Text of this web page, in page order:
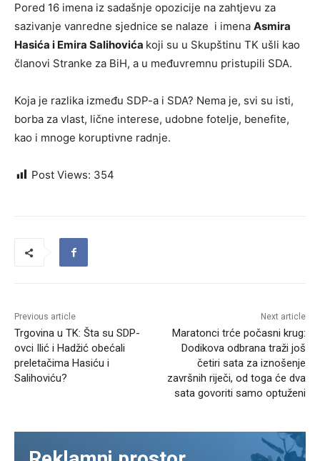
Pored 16 imena iz sadašnje opozicije na zahtjevu za
sazivanje vanredne sjednice se nalaze i imena Asmira
Hasića i Emira Salihovića koji su u Skupštinu TK ušli kao
članovi Stranke za BiH, a u međuvremnu pristupili SDA.
Koja je razlika između SDP-a i SDA? Nema je, svi su isti,
borba za vlast, lične interese, udobne fotelje, benefite,
kao i mnoge koruptivne radnje.
Post Views: 354
Previous article
Trgovina u TK: Šta su SDP-
ovci Ilić i Hadžić obećali
preletačima Hasiću i
Salihoviću?
Next article
Maratonci trće počasni krug:
Dodikova odbrana traži još
četiri sata za iznošenje
završnih riječi, od toga će dva
sata govoriti samo optuženi